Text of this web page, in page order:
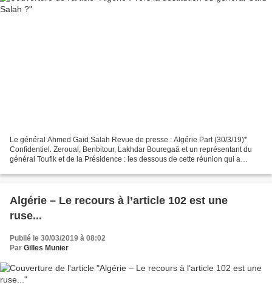
Le général Ahmed Gaïd Salah Revue de presse : Algérie Part (30/3/19)*
Confidentiel. Zeroual, Benbitour, Lakhdar Bouregaâ et un représentant du
général Toufik et de la Présidence : les dessous de cette réunion qui a
Algérie – Le recours à l’article 102 est une
ruse...
Publié le 30/03/2019 à 08:02
Par Gilles Munier